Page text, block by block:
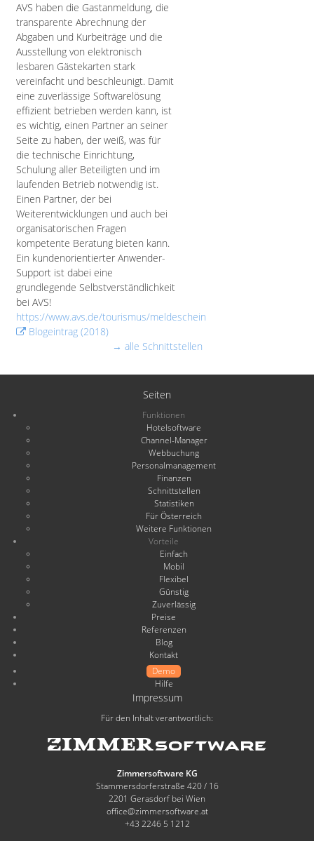
AVS haben die Gastanmeldung, die
transparente Abrechnung der
Abgaben und Kurbeiträge und die
Ausstellung von elektronisch
lesbaren Gästekarten stark
vereinfacht und beschleunigt. Damit
eine zuverlässige Softwarelösung
effizient betrieben werden kann, ist
es wichtig, einen Partner an seiner
Seite zu haben, der weiß, was für
die technische Einrichtung,
Schulung aller Beteiligten und im
laufenden Betrieb notwendig ist.
Einen Partner, der bei
Weiterentwicklungen und auch bei
organisatorischen Fragen
kompetente Beratung bieten kann.
Ein kundenorientierter Anwender-
Support ist dabei eine
grundlegende Selbstverständlichkeit
bei AVS!
https://www.avs.de/tourismus/meldeschein
Blogeintrag (2018)
→ alle Schnittstellen
Seiten
Funktionen
Hotelsoftware
Channel-Manager
Webbuchung
Personalmanagement
Finanzen
Schnittstellen
Statistiken
Für Österreich
Weitere Funktionen
Vorteile
Einfach
Mobil
Flexibel
Günstig
Zuverlässig
Preise
Referenzen
Blog
Kontakt
Demo
Hilfe
Impressum
Für den Inhalt verantwortlich:
Zimmersoftware KG
Stammersdorferstraße 420 / 16
2201 Gerasdorf bei Wien
office@zimmersoftware.at
+43 2246 5 1212